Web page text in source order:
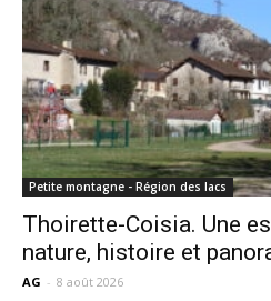
Petite montagne - Région des lacs
Thoirette-Coisia. Une
nature, histoire et
AG - 8 août 2026